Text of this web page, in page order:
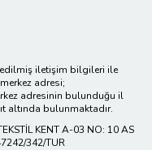
edilmiş iletişim bilgileri ile
adresi;
adresinin bulunduğu il
altında bulunmaktadır.
KENT A-03 NO: 10 AS
342/TUR